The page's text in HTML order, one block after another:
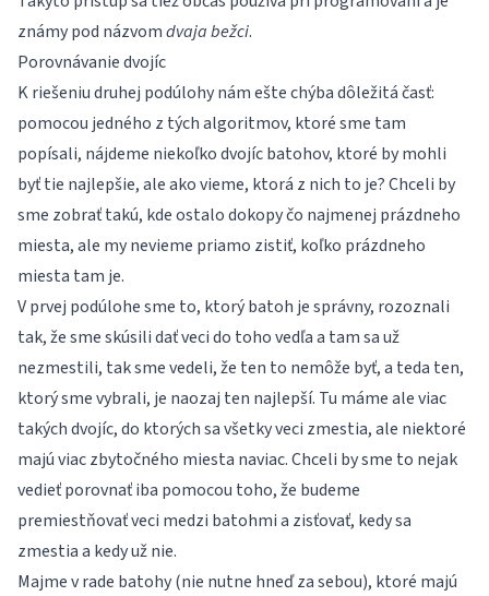
známy pod názvomdvaja bežci.
Porovnávanie dvojíc
K riešeniu druhej podúlohy nám ešte chýba dôležitá časť:
pomocou jedného z tých algoritmov, ktoré sme tam
popísali, nájdeme niekoľko dvojíc batohov, ktoré by mohli
byť tie najlepšie, ale ako vieme, ktorá z nich to je? Chceli by
sme zobrať takú, kde ostalo dokopy čo najmenej prázdneho
miesta, ale my nevieme priamo zistiť, koľko prázdneho
miesta tam je.
V prvej podúlohe sme to, ktorý batoh je správny, rozoznali
tak, že sme skúsili dať veci do toho vedľa a tam sa už
nezmestili, tak sme vedeli, že ten to nemôže byť, a teda ten,
ktorý sme vybrali, je naozaj ten najlepší. Tu máme ale viac
takých dvojíc, do ktorých sa všetky veci zmestia, ale niektoré
majú viac zbytočného miesta naviac. Chceli by sme to nejak
vedieť porovnať iba pomocou toho, že budeme
premiestňovať veci medzi batohmi a zisťovať, kedy sa
zmestia a kedy už nie.
Majme v rade batohy (nie nutne hneď za sebou), ktoré majú